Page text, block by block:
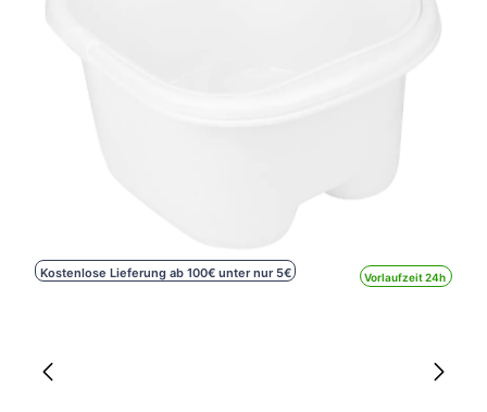
Kostenlose Lieferung ab 100€ unter nur 5€ Vorlaufzeit 24h